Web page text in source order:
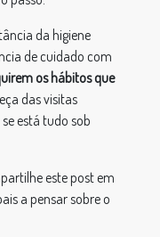
da higiene
de cuidado com
os hábitos que
das visitas
está tudo sob
este post em
a pensar sobre o